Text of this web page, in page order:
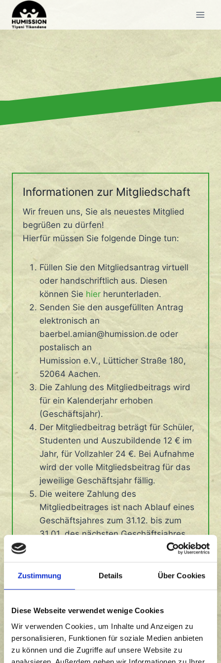
Zustimmung Details Über Cookies
Diese Webseite verwendet wenige Cookies
Wir verwenden Cookies, um Inhalte und Anzeigen zu
personalisieren, Funktionen für soziale Medien anbieten
zu können und die Zugriffe auf unsere Website zu
Zum
Inhalt
springen
Informationen zur Mitgliedschaft
Wir freuen uns, Sie als neuestes Mitglied
begrüßen zu dürfen!
Hierfür müssen Sie folgende Dinge tun:
Füllen Sie den Mitgliedsantrag virtuell
oder handschriftlich aus. Diesen
können Sie hier herunterladen.
Senden Sie den ausgefüllten Antrag
elektronisch an
baerbel.amian@humission.de oder
postalisch an
Humission e.V., Lütticher Straße 180,
52064 Aachen.
Die Zahlung des Mitgliedbeitrags wird
für ein Kalenderjahr erhoben
(Geschäftsjahr).
Der Mitgliedbeitrag beträgt für Schüler,
Studenten und Auszubildende 12 € im
Jahr, für Vollzahler 24 €. Bei Aufnahme
wird der volle Mitgliedsbeitrag für das
jeweilige Geschäftsjahr fällig.
Die weitere Zahlung des
Mitgliedbeitrages ist nach Ablauf eines
Geschäftsjahres zum 31.12. bis zum
31.01. des nächsten Geschäftsjahres
Den Antrag für dasSEPA-Mandat
finden sie hier.
Sie werden elektronisch oder postalisch
benachrichtigt, falls Sie das wünschen.
Bei Fragen zögern Sie nicht uns zu